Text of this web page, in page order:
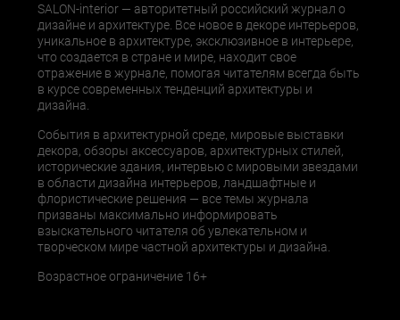
SALON-interior — авторитетный российский журнал о
дизайне и архитектуре. Все новое в декоре интерьеров,
уникальное в архитектуре, эксклюзивное в интерьере,
что создается в стране и мире, находит свое
отражение в журнале, помогая читателям всегда быть
в курсе современных тенденций архитектуры и
дизайна.
События в архитектурной среде, мировые выставки
декора, обзоры аксессуаров, архитектурных стилей,
исторические здания, интервью с мировыми звездами
в области дизайна интерьеров, ландшафтные и
флористические решения — все темы журнала
призваны максимально информировать
взыскательного читателя об увлекательном и
творческом мире частной архитектуры и дизайна.
Возрастное ограничение 16+